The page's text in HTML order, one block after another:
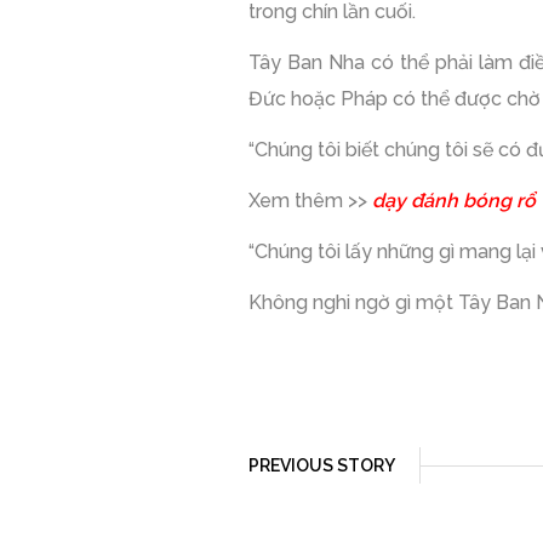
trong chín lần cuối.
Tây Ban Nha có thể phải làm
Đức hoặc Pháp có thể được
“Chúng tôi biết chúng tôi sẽ có
Xem thêm >> dạy đánh bóng rổ
“Chúng tôi lấy những gì mang
Không nghi ngờ gì một Tây Ban
PREVIOUS STORY